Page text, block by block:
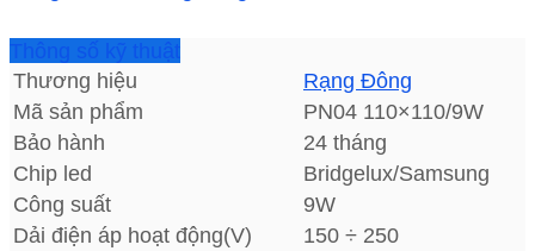
Thông số kỹ thuật
Thương hiệu
Rạng Đông
Mã sản phẩm
PN04 110×110/9W
Bảo hành
24 tháng
Chip led
Bridgelux/Samsung
Công suất
9W
Dải điện áp hoạt động(V)
150 ÷ 250